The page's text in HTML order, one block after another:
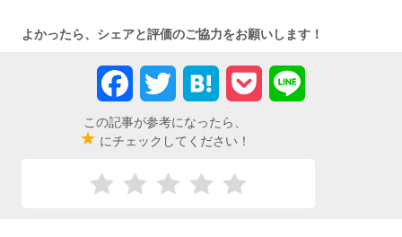
よかったら、シェアと評価のご協力をお願いします！
この記事が参考になったら、
★ にチェックしてください！
FacebookTwitter Hatena Pocket